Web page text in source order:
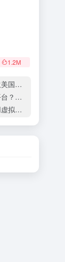
1.2M
账号
服务？
全吗？